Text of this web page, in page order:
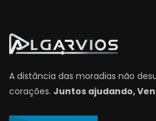
A distância das moradias não
corações. Juntos ajudando,